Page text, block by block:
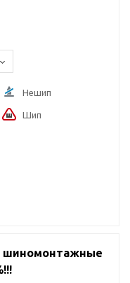
Нешип
Шип
шиномонтажные